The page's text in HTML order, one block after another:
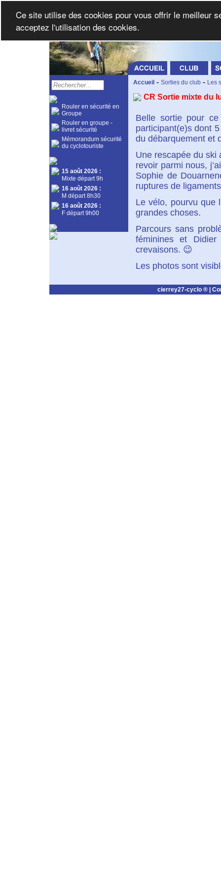
Rouler en sécurité en
Groupe
Rouler en groupe -
livret sécurité
Mémorandum sécurité
du cyclotouriste
15 août 2026 :
Mixte départ 9h
16 août 2026 :
M départ 8h30
16 août 2026 :
F départ 9h00
Accueil - Sorties du club - Les
CR Sortie mixte du
Belle sortie pour
participant(e)s dont
du débarquement et
Une rescapée du ski
revoir parmi nous,
Sophie de
ruptures de
Le vélo, pourvu que
grandes choses.
Parcours sans
féminines et
crevaisons. 😉
Les photos sont
cierrey27-cyclo ® |
Ce site utilise des cookies pour vous offrir le meilleur
acceptez l'utilisation des cookies.